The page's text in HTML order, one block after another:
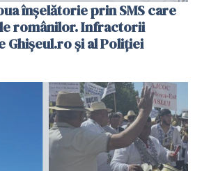
înșelătorie prin SMS care
românilor. Infractorii
Ghișeul.ro și al Poliției